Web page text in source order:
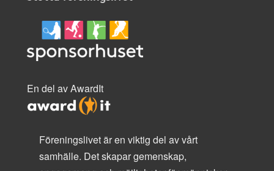
En del av AwardIt
Föreningslivet är en viktig del av vårt
samhälle. Det skapar gemenskap,